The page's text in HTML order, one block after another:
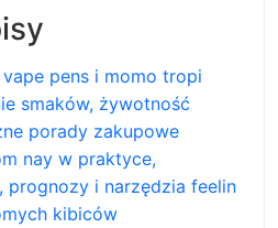
vape pens i momo tropi
smaków, żywotność
porady zakupowe
nay w praktyce,
prognozy i narzędzia feelin
kibiców